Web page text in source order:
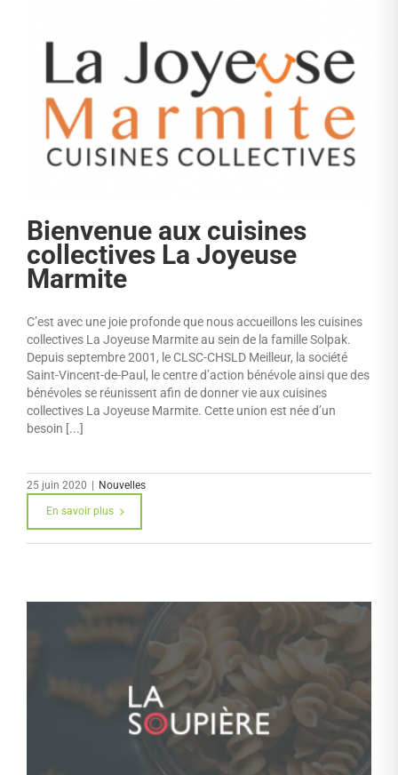
Bienvenue aux cuisines
collectives La Joyeuse
Marmite
C’est avec une joie profonde que nous accueillons les cuisines
collectives La Joyeuse Marmite au sein de la famille Solpak.
Depuis septembre 2001, le CLSC-CHSLD Meilleur, la société
Saint-Vincent-de-Paul, le centre d’action bénévole ainsi que des
bénévoles se réunissent afin de donner vie aux cuisines
collectives La Joyeuse Marmite. Cette union est née d’un
besoin [...]
25 juin 2020 Nouvelles
En savoir plus